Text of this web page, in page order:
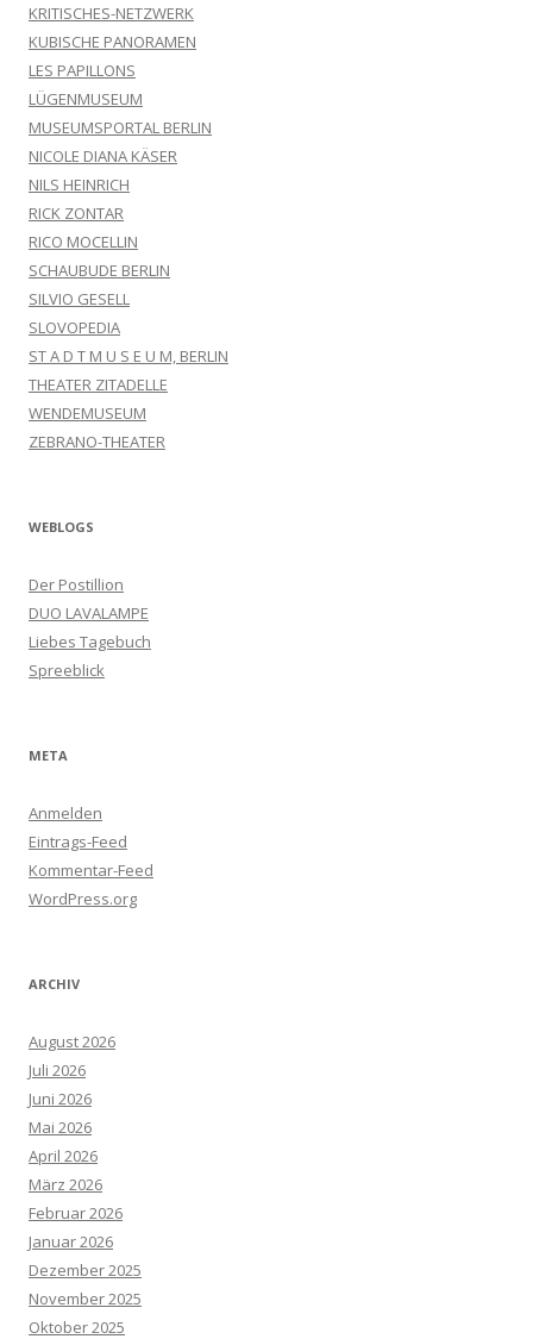
KRITISCHES-NETZWERK
KUBISCHE PANORAMEN
LES PAPILLONS
LÜGENMUSEUM
MUSEUMSPORTAL BERLIN
NICOLE DIANA KÄSER
NILS HEINRICH
RICK ZONTAR
RICO MOCELLIN
SCHAUBUDE BERLIN
SILVIO GESELL
SLOVOPEDIA
ST A D T M U S E U M, BERLIN
THEATER ZITADELLE
WENDEMUSEUM
ZEBRANO-THEATER
WEBLOGS
Der Postillion
DUO LAVALAMPE
Liebes Tagebuch
Spreeblick
META
Anmelden
Eintrags-Feed
Kommentar-Feed
WordPress.org
ARCHIV
August 2026
Juli 2026
Juni 2026
Mai 2026
April 2026
März 2026
Februar 2026
Januar 2026
Dezember 2025
November 2025
Oktober 2025